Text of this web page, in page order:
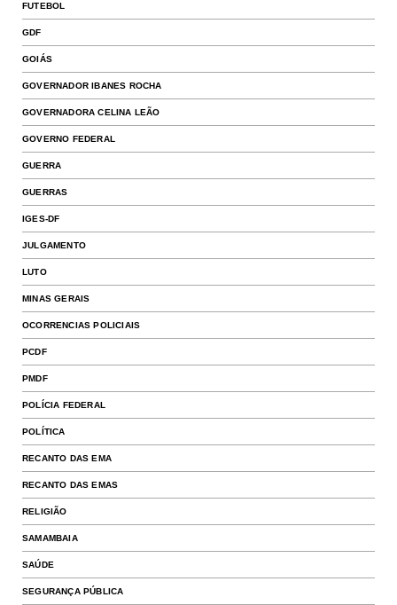
FUTEBOL
GDF
GOIÁS
GOVERNADOR IBANES ROCHA
GOVERNADORA CELINA LEÃO
GOVERNO FEDERAL
GUERRA
GUERRAS
IGES-DF
JULGAMENTO
LUTO
MINAS GERAIS
OCORRENCIAS POLICIAIS
PCDF
PMDF
POLÍCIA FEDERAL
POLÍTICA
RECANTO DAS EMA
RECANTO DAS EMAS
RELIGIÃO
SAMAMBAIA
SAÚDE
SEGURANÇA PÚBLICA